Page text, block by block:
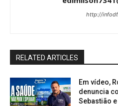
http://
RELATED ARTICLES
Em vídeo,
denuncia
Sebastião